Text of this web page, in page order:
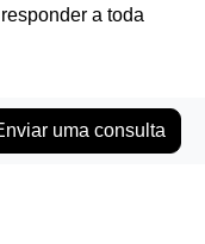
a toda
uma consulta